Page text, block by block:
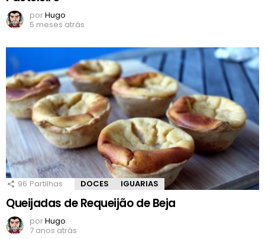
porHugo
5 meses atrás
96 Partilhas DOCES IGUARIAS
Queijadas de Requeijão de Beja
porHugo
7 anos atrás